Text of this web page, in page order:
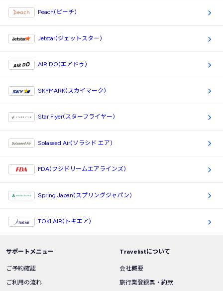
Peach(ピーチ)
Jetstar(ジェットスター)
AIR DO(エアドゥ)
SKYMARK(スカイマーク)
Star Flyer(スターフライヤー)
Solaseed Air(ソラシド エア)
FDA(フジドリームエアラインズ)
Spring Japan(スプリングジャパン)
TOKI AIR(トキエア)
サポートメニュー
ご予約確認
ご利用の流れ
Travelistについて
会社概要
旅行業登録票・約款